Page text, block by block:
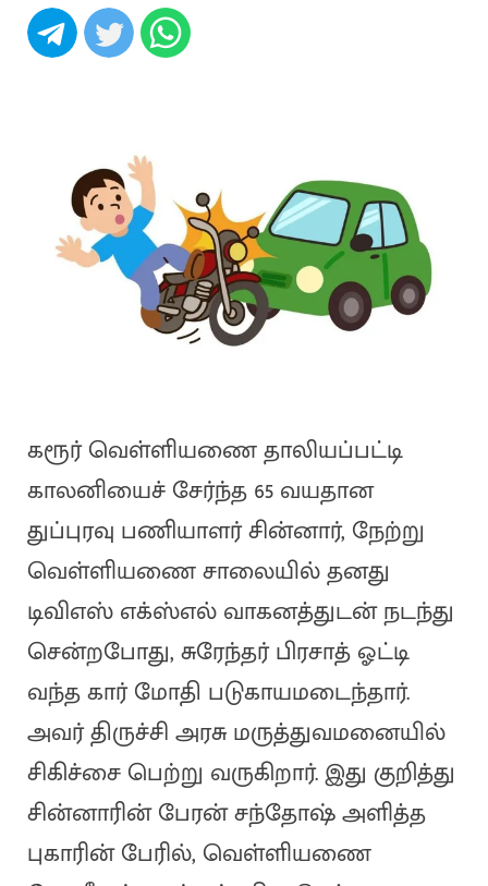
கரூர் வெள்ளியணை தாலியப்பட்டி
காலனியைச் சேர்ந்த 65 வயதான
துப்புரவு பணியாளர் சின்னார், நேற்று
வெள்ளியணை சாலையில் தனது
டிவிஎஸ் எக்ஸ்எல் வாகனத்துடன் நடந்து
சென்றபோது, சுரேந்தர் பிரசாத் ஓட்டி
வந்த கார் மோதி படுகாயமடைந்தார்.
அவர் திருச்சி அரசு மருத்துவமனையில்
சிகிச்சை பெற்று வருகிறார். இது குறித்து
சின்னாரின் பேரன் சந்தோஷ் அளித்த
புகாரின் பேரில், வெள்ளியணை